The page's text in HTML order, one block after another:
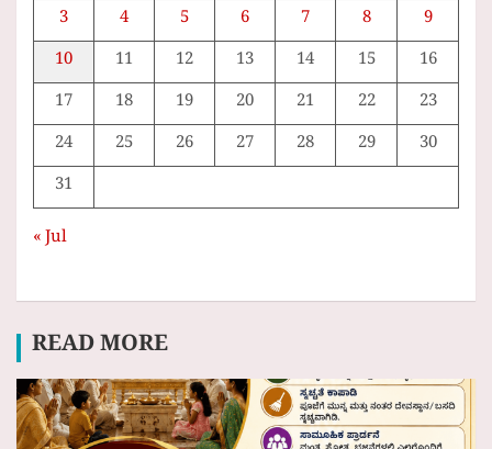
3
4 5 6 7 8
9
10
11 12 13 14 15
16
17
18 19 20 21 22
23
24
25 26 27 28 29
30
31
« Jul
READ MORE